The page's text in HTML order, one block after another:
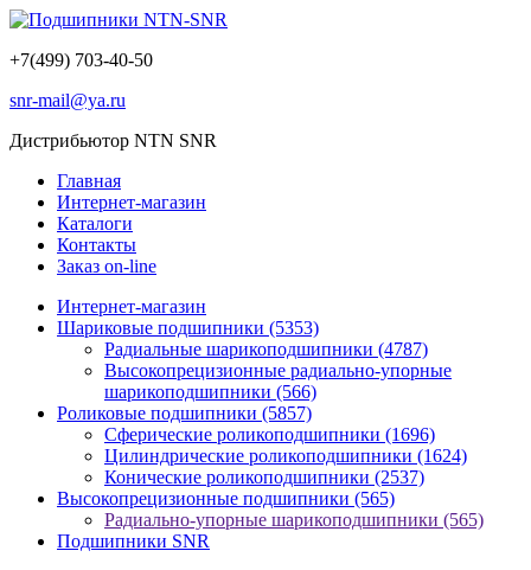
+7(499) 703-40-50
snr-mail@ya.ru
Дистрибьютор NTN SNR
Главная
Интернет-магазин
Каталоги
Контакты
Заказ on-line
Интернет-магазин
Шариковые подшипники (5353)
Радиальные шарикоподшипники (4787)
Высокопрецизионные радиально-упорные
шарикоподшипники (566)
Роликовые подшипники (5857)
Сферические роликоподшипники (1696)
Цилиндрические роликоподшипники (1624)
Конические роликоподшипники (2537)
Высокопрецизионные подшипники (565)
Радиально-упорные шарикоподшипники (565)
Подшипники SNR